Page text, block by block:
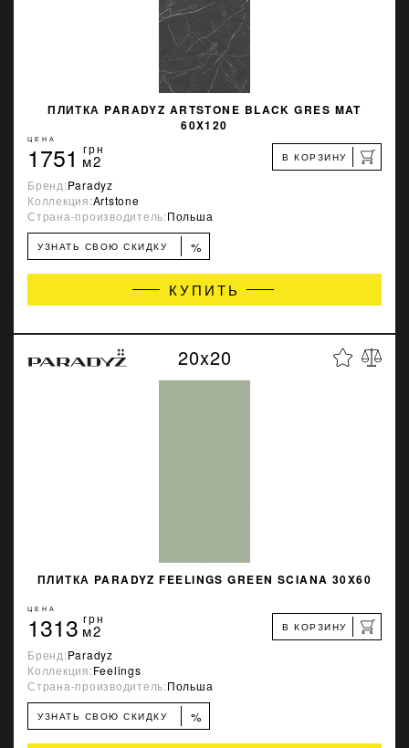
ПЛИТКА PARADYZ ARTSTONE BLACK GRES MAT
60X120
ЦЕНА
1751 грн
м2 В КОРЗИНУ
Бренд:Paradyz
Коллекция:Artstone
Страна-производитель:Польша
УЗНАТЬ СВОЮ СКИДКУ %
КУПИТЬ
20x20
ПЛИТКА PARADYZ FEELINGS GREEN SCIANA 30X60
ЦЕНА
1313 грн
м2 В КОРЗИНУ
Бренд:Paradyz
Коллекция:Feelings
Страна-производитель:Польша
УЗНАТЬ СВОЮ СКИДКУ %